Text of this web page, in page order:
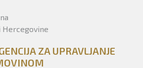
Hercegovine
ZA UPRAVLJANJE